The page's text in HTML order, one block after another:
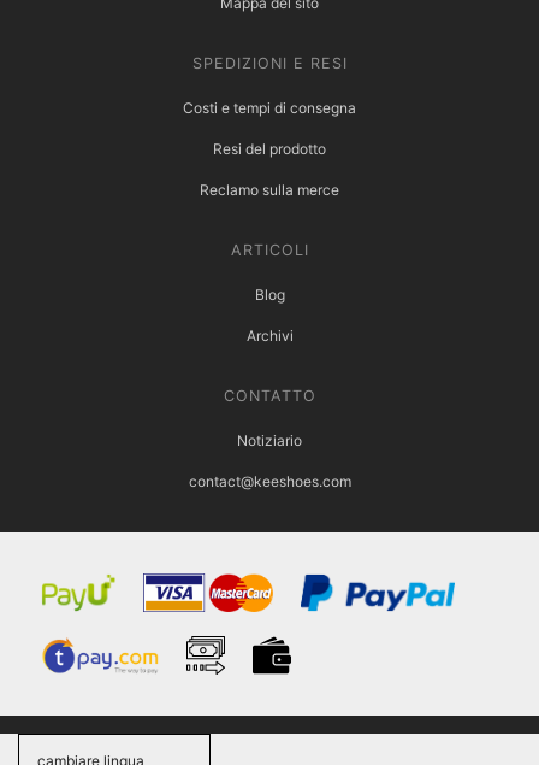
SPEDIZIONI E RESI
Costi e tempi di consegna
Resi del prodotto
Reclamo sulla merce
ARTICOLI
Blog
Archivi
CONTATTO
Notiziario
contact@keeshoes.com
cambiare lingua